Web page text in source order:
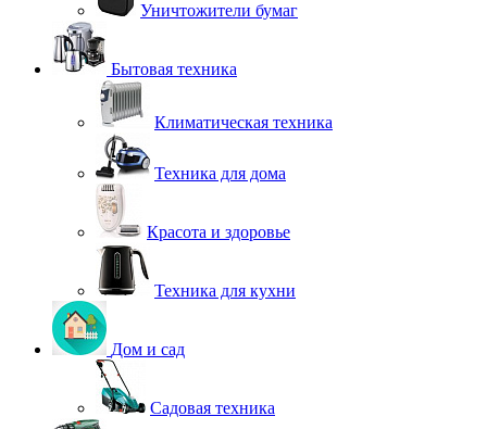
Уничтожители бумаг
Бытовая техника
Климатическая техника
Техника для дома
Красота и здоровье
Техника для кухни
Дом и сад
Садовая техника